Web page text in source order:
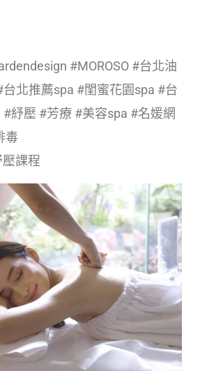
#MOROSO #台北油
北推薦spa #閨蜜花園spa #台
紓壓 #芳療 #美容spa #名媛網
毒
課程